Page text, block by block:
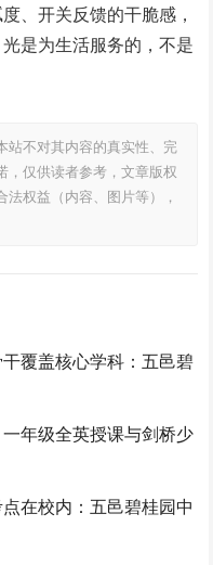
、开关反馈的干脆感，
是为生活服务的，不是
站不对其内容的真实性、完
，仅供读者参考，文章版权
权益（内容、图片等），
覆盖核心学科：五邑碧
年级全英授课与剑桥少
在校内：五邑碧桂园中